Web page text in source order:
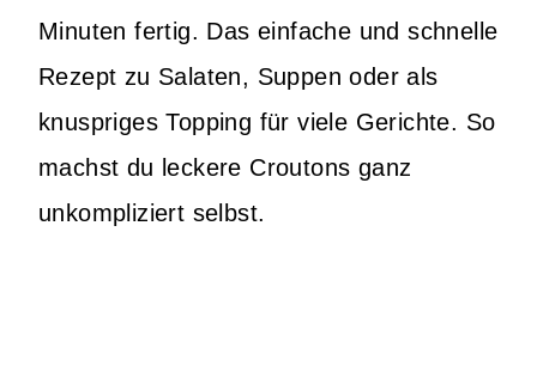
Minuten fertig. Das einfache und schnelle
Rezept zu Salaten, Suppen oder als
knuspriges Topping für viele Gerichte. So
machst du leckere Croutons ganz
unkompliziert selbst.